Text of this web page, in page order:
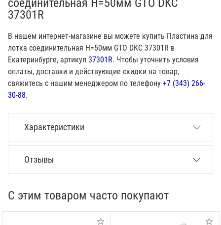
соединительная H=50мм GTO DKC
37301R
В нашем интернет-магазине вы можете купить Пластина для
лотка соединительная H=50мм GTO DKC 37301R в
Екатеринбурге, артикул 37301R. Чтобы уточнить условия
оплаты, доставки и действующие скидки на товар,
свяжитесь с нашим менеджером по телефону +7 (343) 266-
30-88.
Характеристики
Отзывы
С этим товаром часто покупают